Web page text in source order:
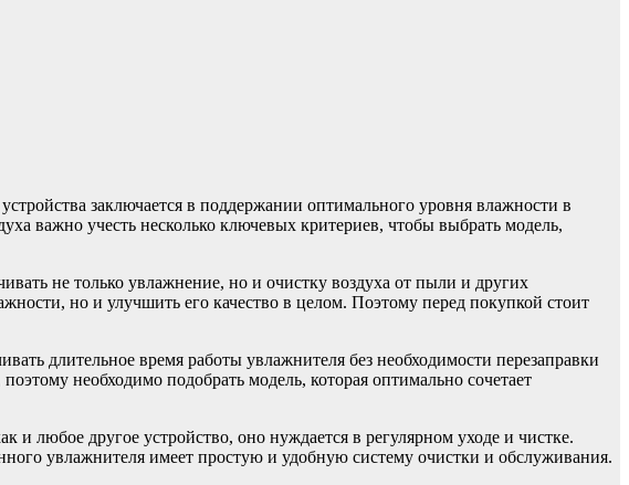
заключается в поддержании оптимального уровня влажности в
важно учесть несколько ключевых критериев, чтобы выбрать модель,
не только увлажнение, но и очистку воздуха от пыли и других
но и улучшить его качество в целом. Поэтому перед покупкой стоит
длительное время работы увлажнителя без необходимости перезаправки
необходимо подобрать модель, которая оптимально сочетает
и любое другое устройство, оно нуждается в регулярном уходе и чистке.
увлажнителя имеет простую и удобную систему очистки и обслуживания.